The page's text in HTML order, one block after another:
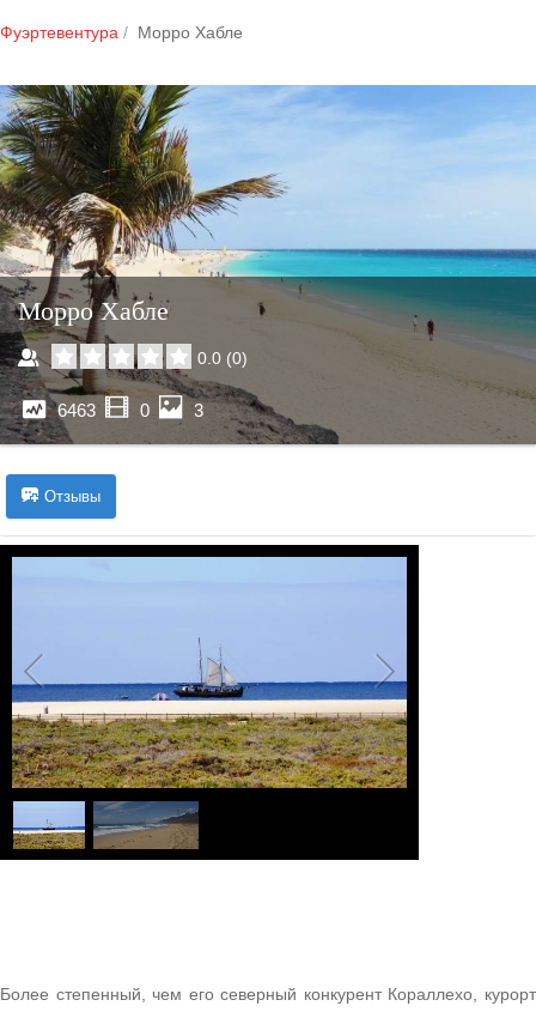
Фуэртевентура Морро Хабле
Морро Хабле
0.0 (0)
6463 0 3
Отзывы
1/2
Более степенный, чем его северный конкурент Кораллехо, курорт